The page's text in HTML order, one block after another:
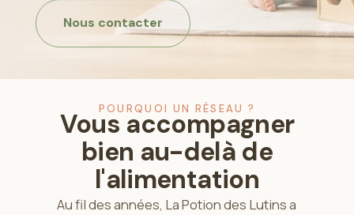
Nous contacter
POURQUOI UN RÉSEAU ?
Vous accompagner
bien au-delà de
l'alimentation
Au fil des années, La Potion des Lutins a